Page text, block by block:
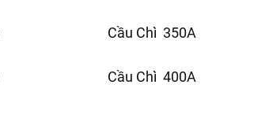
Cầu Chì 350A
Cầu Chì 400A